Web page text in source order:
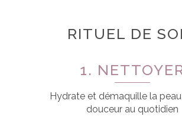
RITUEL DE
1.
Hydrate et démaquille la
douceur au quotidien